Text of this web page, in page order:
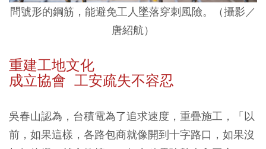
問號形的鋼筋，能避免工人墜落穿刺風險。
（攝影／
唐紹航）
重建工地文化
成立協會 工安疏失不容忍
吳春山認為，台積電為了追求速度，重疊施工，「以
前，如果這樣，各路包商就像開到十字路口，如果沒